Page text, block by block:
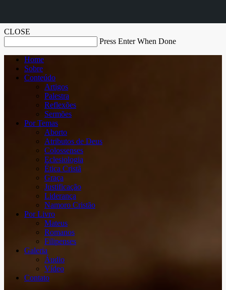
CLOSE
Press Enter When Done
Home
Sobre
Conteúdo
Artigos
Palestra
Reflexões
Sermões
Por Temas
Aborto
Atributos de Deus
Colossenses
Eclesiologia
Ética Cristã
Graça
Justificação
Liderança
Namoro Cristão
Por Livro
Mateus
Romanos
Filipenses
Galeria
Áudio
Vídeo
Contato